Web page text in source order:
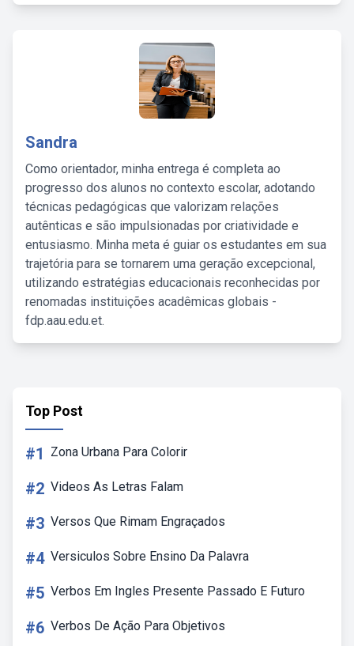
Sandra
Como orientador, minha entrega é completa ao
progresso dos alunos no contexto escolar, adotando
técnicas pedagógicas que valorizam relações
autênticas e são impulsionadas por criatividade e
entusiasmo. Minha meta é guiar os estudantes em sua
trajetória para se tornarem uma geração excepcional,
utilizando estratégias educacionais reconhecidas por
renomadas instituições acadêmicas globais -
fdp.aau.edu.et.
Top Post
#1 Zona Urbana Para Colorir
#2 Videos As Letras Falam
#3 Versos Que Rimam Engraçados
#4 Versiculos Sobre Ensino Da Palavra
#5 Verbos Em Ingles Presente Passado E Futuro
#6 Verbos De Ação Para Objetivos